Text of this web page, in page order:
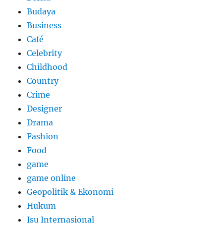
Budaya
Business
Café
Celebrity
Childhood
Country
Crime
Designer
Drama
Fashion
Food
game
game online
Geopolitik & Ekonomi
Hukum
Isu Internasional